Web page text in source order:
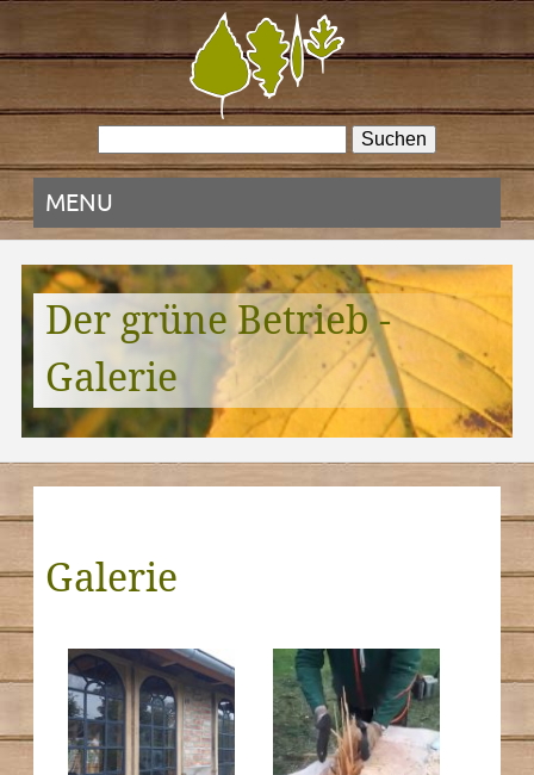
MENU
Der grüne Betrieb -
Galerie
Galerie